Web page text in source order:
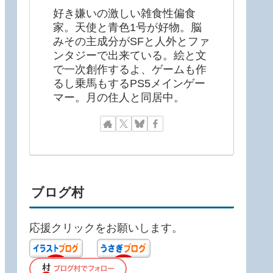
好き嫌いの激しい雑食性偏食
家。天使と青色1号が好物。脳
みその主成分がSFと人外とファ
ンタジーで出来ている。絵と文
で一次創作するよ、ゲームも作
るし乗馬もするPS5メインゲー
マー。月の住人と同居中。
ブログ村
応援クリックをお願いします。